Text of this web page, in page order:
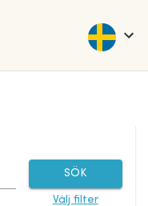
SÖK
Välj filter